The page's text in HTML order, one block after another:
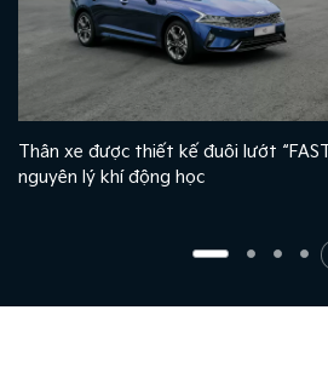
Thân xe được thiết kế đuôi lướt
nguyên lý khí động học